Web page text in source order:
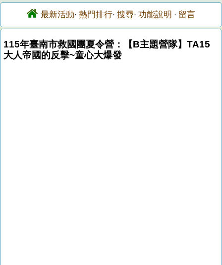
最新活動· 熱門排行· 搜尋· 功能說明 · 留言
115年臺南市救國團夏令營：【B主題營隊】TA15
大人帝國的反擊~童心大爆發